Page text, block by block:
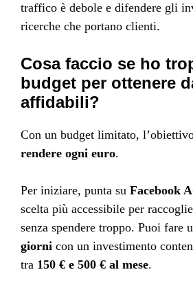
traffico è debole e difendere gli
ricerche che portano clienti.
Cosa faccio se ho
budget per ottenere
affidabili?
Con un budget limitato,
rendere ogni euro.
Per iniziare, punta su Facebook
scelta più accessibile per
senza spendere troppo. Puoi fare
giorni con un investimento
tra 150 € e 500 € al mese.